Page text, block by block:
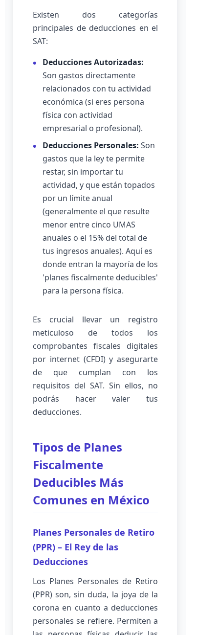
Existen dos categorías
principales de deducciones en el
SAT:
Deducciones Autorizadas:
Son gastos directamente
relacionados con tu actividad
económica (si eres persona
física con actividad
empresarial o profesional).
Deducciones Personales: Son
gastos que la ley te permite
restar, sin importar tu
actividad, y que están topados
por un límite anual
(generalmente el que resulte
menor entre cinco UMAS
anuales o el 15% del total de
tus ingresos anuales). Aquí es
donde entran la mayoría de los
'planes fiscalmente deducibles'
para la persona física.
Es crucial llevar un registro
meticuloso de todos los
comprobantes fiscales digitales
por internet (CFDI) y asegurarte
de que cumplan con los
requisitos del SAT. Sin ellos, no
podrás hacer valer tus
deducciones.
Tipos de Planes
Fiscalmente
Deducibles Más
Comunes en México
Planes Personales de Retiro
(PPR) – El Rey de las
Deducciones
Los Planes Personales de Retiro
(PPR) son, sin duda, la joya de la
corona en cuanto a deducciones
personales se refiere. Permiten a